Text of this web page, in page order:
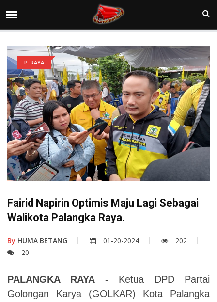
P. RAYA
Fairid Napirin Optimis Maju Lagi Sebagai
Walikota Palangka Raya.
By HUMA BETANG 01-20-2024
202
20
PALANGKA RAYA - Ketua DPD Partai
Golongan Karya (GOLKAR) Kota Palangka